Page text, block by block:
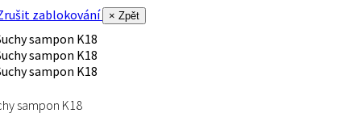
zablokování
× Zpět
sampon K18